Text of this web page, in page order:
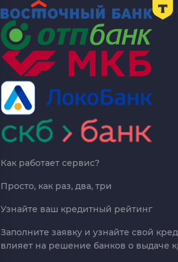
Как работает сервис?
Просто, как раз, два, три
Узнайте ваш кредитный рейтинг
Заполните заявку и узнайте свой
влияет на решение банков о выдаче